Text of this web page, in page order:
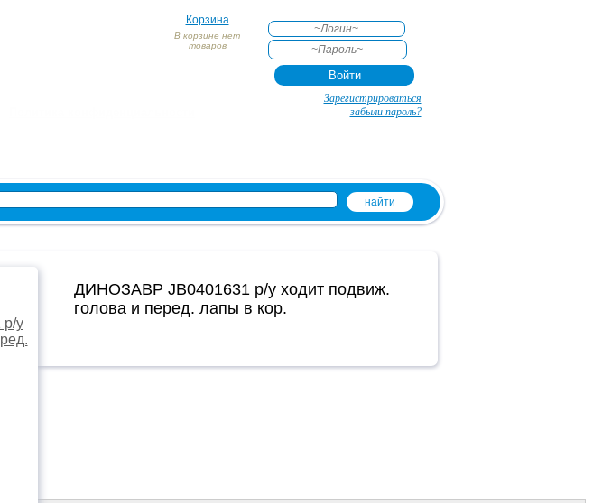
Корзина
В корзине нет
товаров
Зарегистрироваться
забыли пароль?
ДИНОЗАВР JB0401631 р/у ходит подвиж.
голова и перед. лапы в кор.